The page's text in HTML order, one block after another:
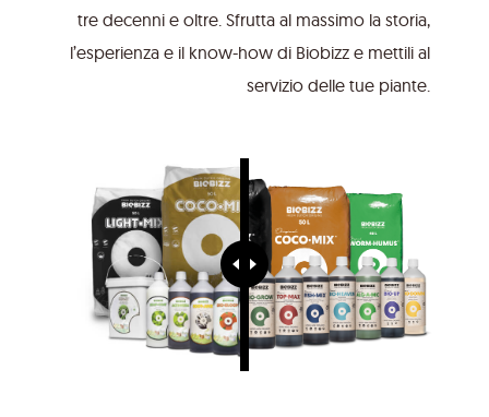
tre decenni e oltre. Sfrutta al massimo la storia,
l’esperienza e il know-how di Biobizz e mettili al
servizio delle tue piante.